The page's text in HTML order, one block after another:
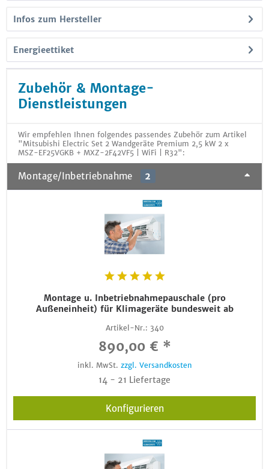
Infos zum Hersteller
Energieettiket
Zubehör & Montage-
Dienstleistungen
Wir empfehlen Ihnen folgendes passendes Zubehör zum Artikel
"Mitsubishi Electric Set 2 Wandgeräte Premium 2,5 kW 2 x
MSZ-EF25VGKB + MXZ-2F42VF5 | WiFi | R32":
Montage/Inbetriebnahme 2
Montage u. Inbetriebnahmepauschale (pro
Außeneinheit) für Klimageräte bundesweit ab
Artikel-Nr.: 340
890,00 € *
inkl. MwSt. zzgl. Versandkosten
14 - 21 Liefertage
Konfigurieren